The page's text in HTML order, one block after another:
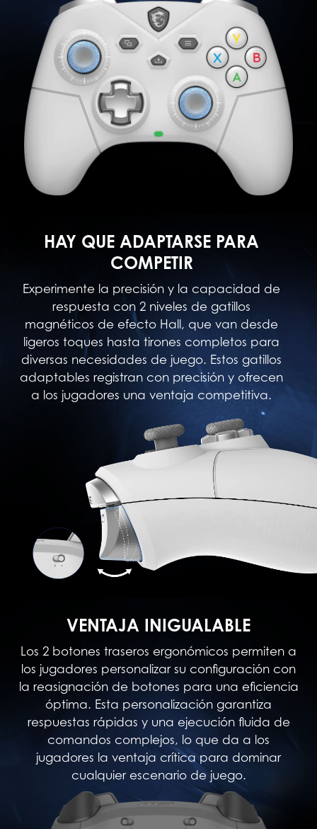
HAY QUE ADAPTARSE PARA
COMPETIR
Experimente la precisión y la capacidad de
respuesta con 2 niveles de gatillos
magnéticos de efecto Hall, que van desde
ligeros toques hasta tirones completos para
diversas necesidades de juego. Estos gatillos
adaptables registran con precisión y ofrecen
a los jugadores una ventaja competitiva.
VENTAJA INIGUALABLE
Los 2 botones traseros ergonómicos permiten a
los jugadores personalizar su configuración con
la reasignación de botones para una eficiencia
óptima. Esta personalización garantiza
respuestas rápidas y una ejecución fluida de
comandos complejos, lo que da a los
jugadores la ventaja crítica para dominar
cualquier escenario de juego.